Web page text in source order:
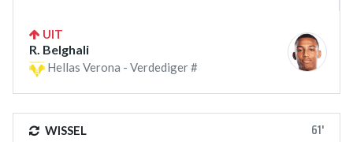
UIT
R. Belghali
Hellas Verona - Verdediger #
WISSEL 61'